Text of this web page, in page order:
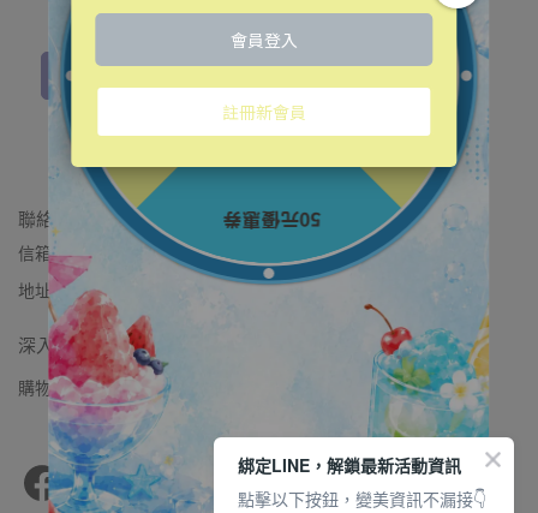
聯絡我們
信箱：vigorskincare.tw@gmail.com
地址：桃園市桃園區中山路595號2樓
深入了解
購物須知 退款政策 加入LINE好友
綁定LINE，解鎖最新活動資訊
點擊以下按鈕，變美資訊不漏接👇